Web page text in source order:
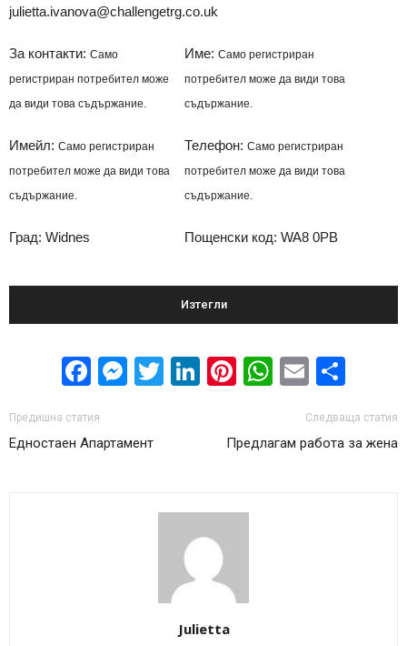
julietta.ivanova@challengetrg.co.uk
За контакти: Само
регистриран потребител може
да види това съдържание.
Име: Само регистриран
потребител може да види това
съдържание.
Имейл: Само регистриран
потребител може да види това
съдържание.
Телефон: Само регистриран
потребител може да види това
съдържание.
Град: Widnes Пощенски код: WA8 0PB
Изтегли
Facebook
Messenger
Twitter
LinkedIn
Pinterest
WhatsApp
Email
Предишна статия
Едностаен Апартамент
Следваща статия
Предлагам работа за жена
Julietta